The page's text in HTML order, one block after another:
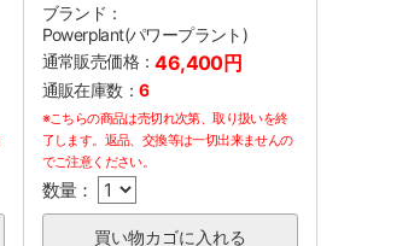
ブランド：
Powerplant(パワープラント)
通常販売価格：46,400円
通販在庫数： 6
※こちらの商品は売切れ次第、取り扱いを終
了します。返品、交換等は一切出来ませんの
でご注意ください。
数量：